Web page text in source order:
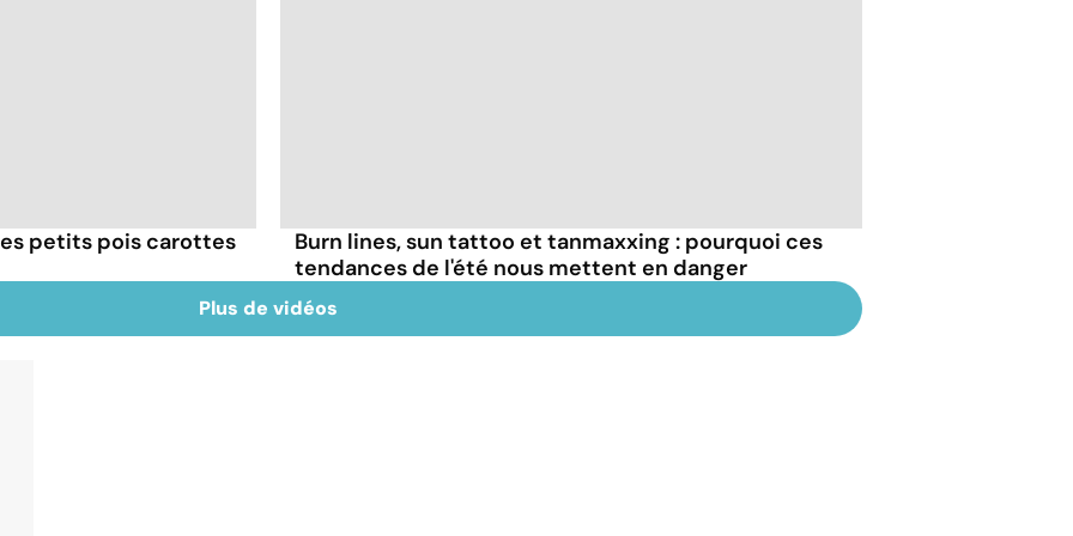
petits pois carottes
Burn lines, sun tattoo et tanmaxxing : pourquoi ces
tendances de l'été nous mettent en danger
Plus de vidéos